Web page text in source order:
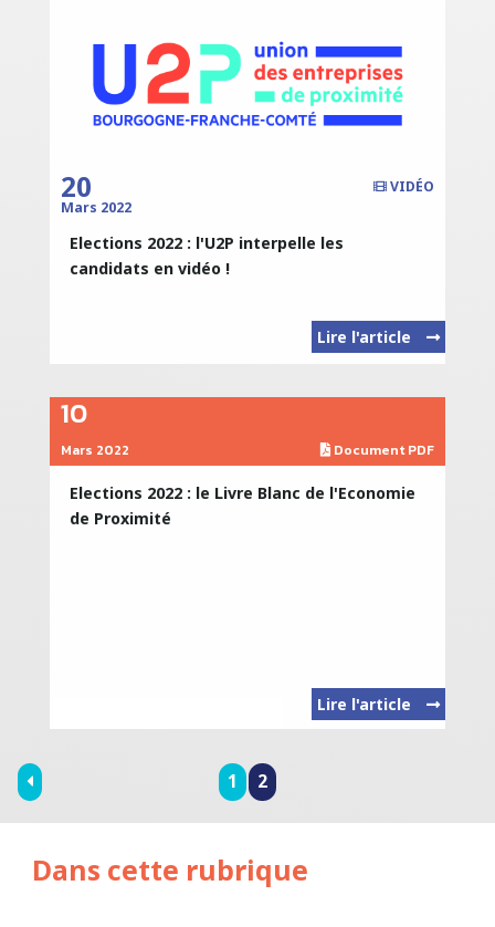
VIDÉO
20
Mars 2022
Elections 2022 : l'U2P interpelle les
candidats en vidéo !
Lire l'article
10
Mars 2022 Document PDF
Elections 2022 : le Livre Blanc de l'Economie
de Proximité
Lire l'article
1 2
Dans cette rubrique